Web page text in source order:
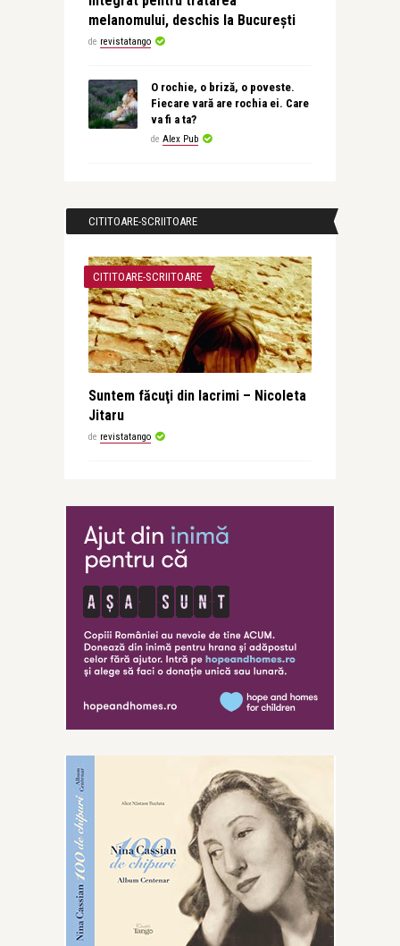
melanomului, deschis la București
de revistatango
O rochie, o briză, o poveste.
Fiecare vară are rochia ei. Care
va fi a ta?
de Alex Pub
CITITOARE-SCRIITOARE
CITITOARE-SCRIITOARE
Suntem făcuţi din lacrimi – Nicoleta
Jitaru
de revistatango